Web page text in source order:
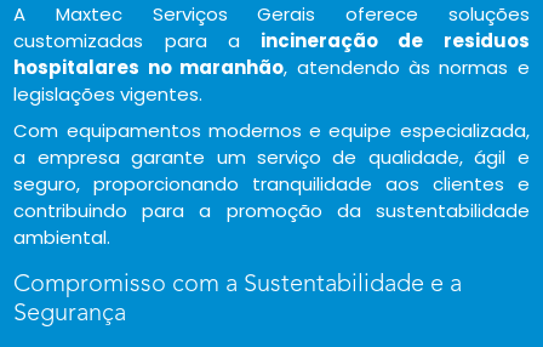
A Maxtec Serviços Gerais oferece soluções
customizadas para a incineração de residuos
hospitalares no maranhão, atendendo às normas e
legislações vigentes.
Com equipamentos modernos e equipe especializada,
a empresa garante um serviço de qualidade, ágil e
seguro, proporcionando tranquilidade aos clientes e
contribuindo para a promoção da sustentabilidade
ambiental.
Compromisso com a Sustentabilidade e a
Segurança